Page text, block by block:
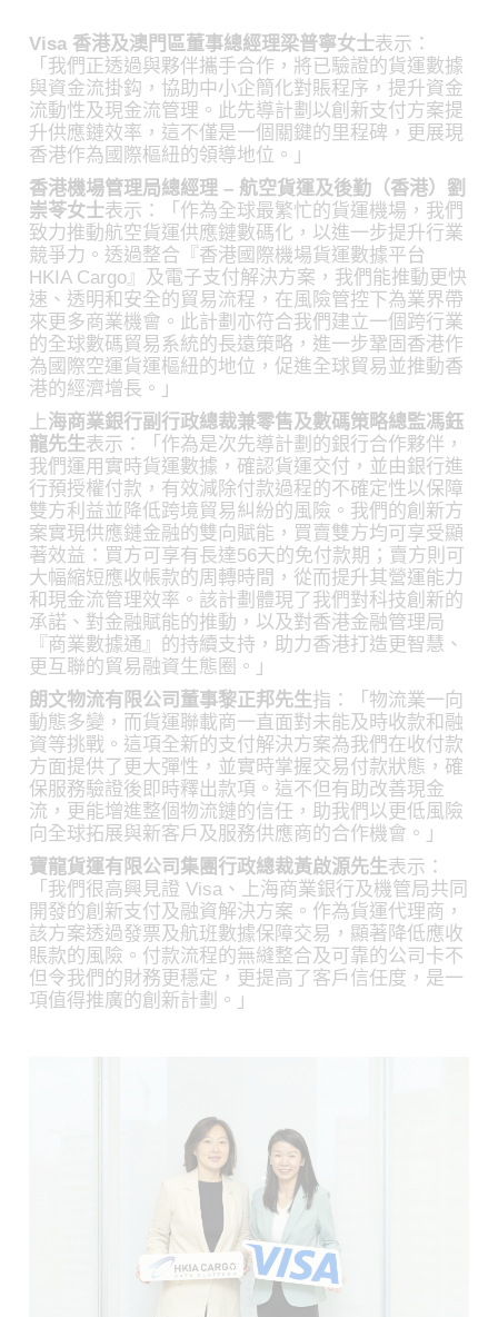
Visa 香港及澳門區董事總經理梁普寧女士表示：
「我們正透過與夥伴攜手合作，將已驗證的貨運數據
與資金流掛鈎，協助中小企簡化對賬程序，提升資金
流動性及現金流管理。此先導計劃以創新支付方案提
升供應鏈效率，這不僅是一個關鍵的里程碑，更展現
香港作為國際樞紐的領導地位。」
香港機場管理局總經理 – 航空貨運及後勤（香港）劉
崇苓女士表示：「作為全球最繁忙的貨運機場，我們
致力推動航空貨運供應鏈數碼化，以進一步提升行業
競爭力。透過整合『香港國際機場貨運數據平台
HKIA Cargo』及電子支付解決方案，我們能推動更快
速、透明和安全的貿易流程，在風險管控下為業界帶
來更多商業機會。此計劃亦符合我們建立一個跨行業
的全球數碼貿易系統的長遠策略，進一步鞏固香港作
為國際空運貨運樞紐的地位，促進全球貿易並推動香
港的經濟增長。」
上海商業銀行副行政總裁兼零售及數碼策略總監馮鈺
龍先生表示：「作為是次先導計劃的銀行合作夥伴，
我們運用實時貨運數據，確認貨運交付，並由銀行進
行預授權付款，有效減除付款過程的不確定性以保障
雙方利益並降低跨境貿易糾紛的風險。我們的創新方
案實現供應鏈金融的雙向賦能，買賣雙方均可享受顯
著效益：買方可享有長達56天的免付款期；賣方則可
大幅縮短應收帳款的周轉時間，從而提升其營運能力
和現金流管理效率。該計劃體現了我們對科技創新的
承諾、對金融賦能的推動，以及對香港金融管理局
『商業數據通』的持續支持，助力香港打造更智慧、
更互聯的貿易融資生態圈。」
朗文物流有限公司董事黎正邦先生指：「物流業一向
動態多變，而貨運聯載商一直面對未能及時收款和融
資等挑戰。這項全新的支付解決方案為我們在收付款
方面提供了更大彈性，並實時掌握交易付款狀態，確
保服務驗證後即時釋出款項。這不但有助改善現金
流，更能增進整個物流鏈的信任，助我們以更低風險
向全球拓展與新客戶及服務供應商的合作機會。」
寶龍貨運有限公司集團行政總裁黃啟源先生表示：
「我們很高興見證 Visa、上海商業銀行及機管局共同
開發的創新支付及融資解決方案。作為貨運代理商，
該方案透過發票及航班數據保障交易，顯著降低應收
賬款的風險。付款流程的無縫整合及可靠的公司卡不
但令我們的財務更穩定，更提高了客戶信任度，是一
項值得推廣的創新計劃。」